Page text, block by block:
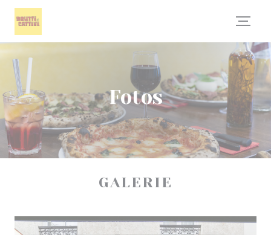
Painel de Gerenciamento de Cookies
Fotos
GALERIE